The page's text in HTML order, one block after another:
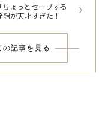
ちょっとセーブする
が天才すぎた！
記事を見る